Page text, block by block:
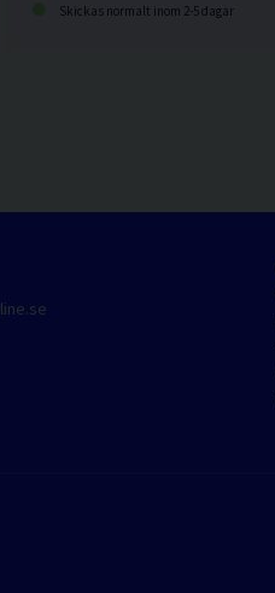
Skickas normalt inom 2-5 dagar